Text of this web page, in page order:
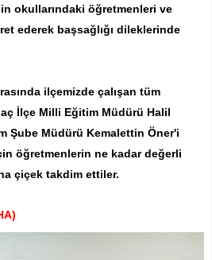
okullarındaki öğretmenleri ve
ederek başsağlığı dileklerinde
ilçemizde çalışan tüm
İlçe Milli Eğitim Müdürü Halil
Şube Müdürü Kemalettin Öner'i
öğretmenlerin ne kadar değerli
çiçek takdim ettiler.